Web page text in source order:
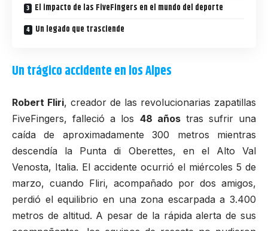
El impacto de las FiveFingers en el mundo del deporte
Un legado que trasciende
Un trágico accidente en los Alpes
Robert Fliri, creador de las revolucionarias zapatillas
FiveFingers, falleció a los 48 añostras sufrir una
caída de aproximadamente 300 metros mientras
descendía la Punta di Oberettes, en el Alto Val
Venosta, Italia. El accidente ocurrió el miércoles 5 de
marzo, cuando Fliri, acompañado por dos amigos,
perdió el equilibrio en una zona escarpada a 3.400
metros de altitud. A pesar de la rápida alerta de sus